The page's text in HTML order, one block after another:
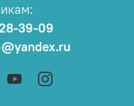
39-09